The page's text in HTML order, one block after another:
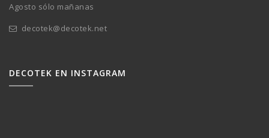
Agosto sólo mañanas
decotek@decotek.net
DECOTEK EN INSTAGRAM